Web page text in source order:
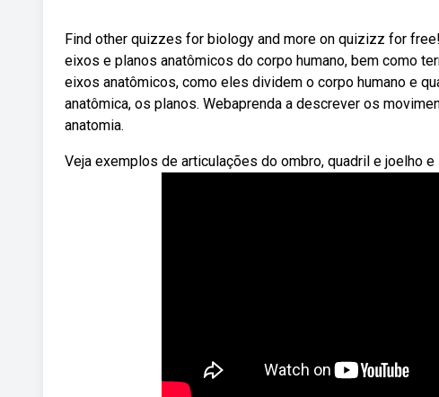
Find other quizzes for biology and more on quizizz for
eixos e planos anatômicos do corpo humano, bem como
eixos anatômicos, como eles dividem o corpo humano e
anatômica, os planos. Webaprenda a descrever os
anatomia.
Veja exemplos de articulações do ombro, quadril e joelho